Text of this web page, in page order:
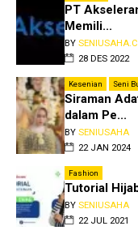
PT
Memili...
BY
28 DES 2022
Kesenian Seni
Siraman
dalam Pe...
BY SENIUSAHA
22 JAN 2024
Fashion
Tutorial
BY SENIUSAHA
22 JUL 2021